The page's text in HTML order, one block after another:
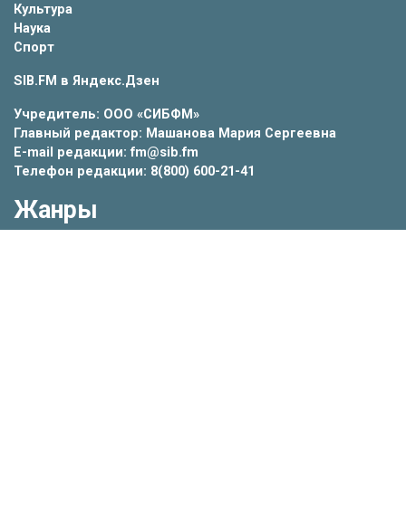
Культура
Наука
Спорт
SIB.FM в Яндекс.Дзен
Учредитель: ООО «СИБФМ»
Главный редактор: Машанова Мария Сергеевна
E-mail редакции: fm@sib.fm
Телефон редакции: 8(800) 600-21-41
Жанры